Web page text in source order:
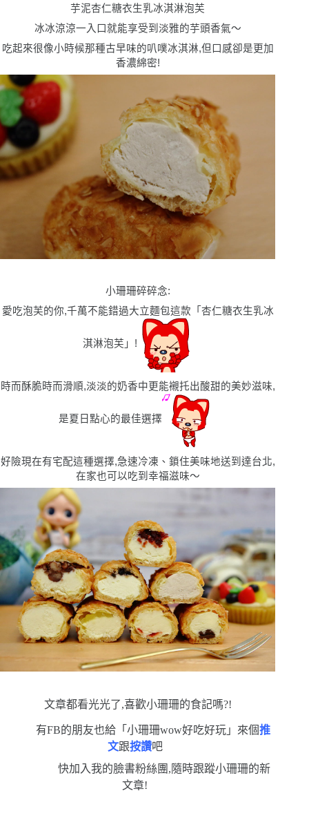
芋泥杏仁糖衣生乳冰淇淋泡芙
冰冰涼涼一入口就能享受到淡雅的芋頭香氣〜
吃起來很像小時候那種古早味的叭噗冰淇淋,但口感卻是更加
香濃綿密!
小珊珊碎碎念:
愛吃泡芙的你,千萬不能錯過大立麵包這款「杏仁糖衣生乳冰
淇淋泡芙」!
時而酥脆時而滑順,淡淡的奶香中更能襯托出酸甜的美妙滋味,
是夏日點心的最佳選擇
好險現在有宅配這種選擇,急速冷凍、鎖住美味地送到達台北,
在家也可以吃到幸福滋味〜
文章都看光光了,喜歡小珊珊的食記嗎?!
有FB的朋友也給「小珊珊wow好吃好玩」來個推
文跟按讚吧
快加入我的臉書粉絲團,隨時跟蹤小珊珊的新
文章!